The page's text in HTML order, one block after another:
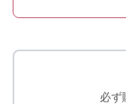
必ず